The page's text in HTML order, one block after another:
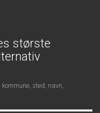
største
sted, navn,